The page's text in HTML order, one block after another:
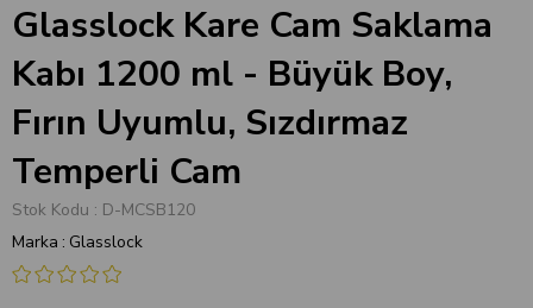
Glasslock Kare Cam Saklama
Kabı 1200 ml - Büyük Boy,
Fırın Uyumlu, Sızdırmaz
Temperli Cam
Stok Kodu
D-MCSB120
Marka : Glasslock